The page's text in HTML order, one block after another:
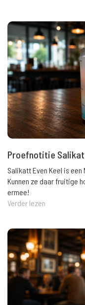
Proefnotitie
Salikatt Even Keel is een
Kunnen ze daar fruitige
ermee!
Verder lezen